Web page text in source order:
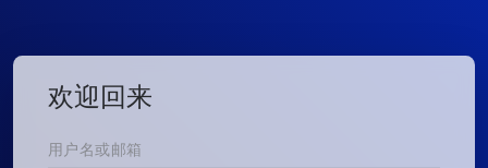
欢迎回来